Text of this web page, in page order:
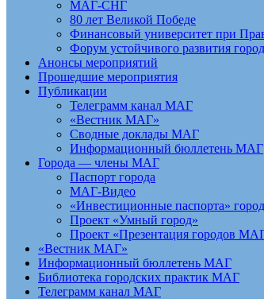
МАГ-СНГ
80 лет Великой Победе
Финансовый университет при
Форум устойчивого развития
Анонсы мероприятий
Прошедшие мероприятия
Публикации
Телеграмм канал МАГ
«Вестник МАГ»
Сводные доклады МАГ
Информационный бюллетень МАГ
Города — члены МАГ
Паспорт города
МАГ-Видео
«Инвестиционные паспорта»
Проект «Умный город»
Проект «Презентация городов
«Вестник МАГ»
Информационный бюллетень МАГ
Библиотека городских практик МАГ
Телеграмм канал МАГ